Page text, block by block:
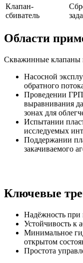
Клапан-
сбиватель
Области
Скважинные клапаны
Насосной
обратного
Проведении ГРП
выравнивания
зонах для
Испытании
исследуемых
Поддержании
закачиваемого
Ключевые
Надёжность при
Устойчивость к
Минимальное
открытом
Простота